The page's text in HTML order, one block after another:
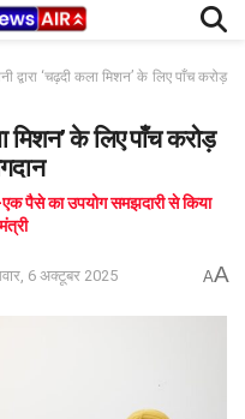
द्वारा ‘चढ़दी कला मिशन’ के लिए पाँच करोड़
मिशन’ के लिए पाँच करोड़
पैसे का उपयोग समझदारी से किया
6 अक्टूबर 2025 AA